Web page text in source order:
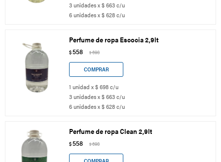
3 unidades x $ 663 c/u
6 unidades x $ 628 c/u
Perfume de ropa Escocia 2,9lt
$558 $698
1 unidad x $ 698 c/u
3 unidades x $ 663 c/u
6 unidades x $ 628 c/u
Perfume de ropa Clean 2,9lt
$558 $698